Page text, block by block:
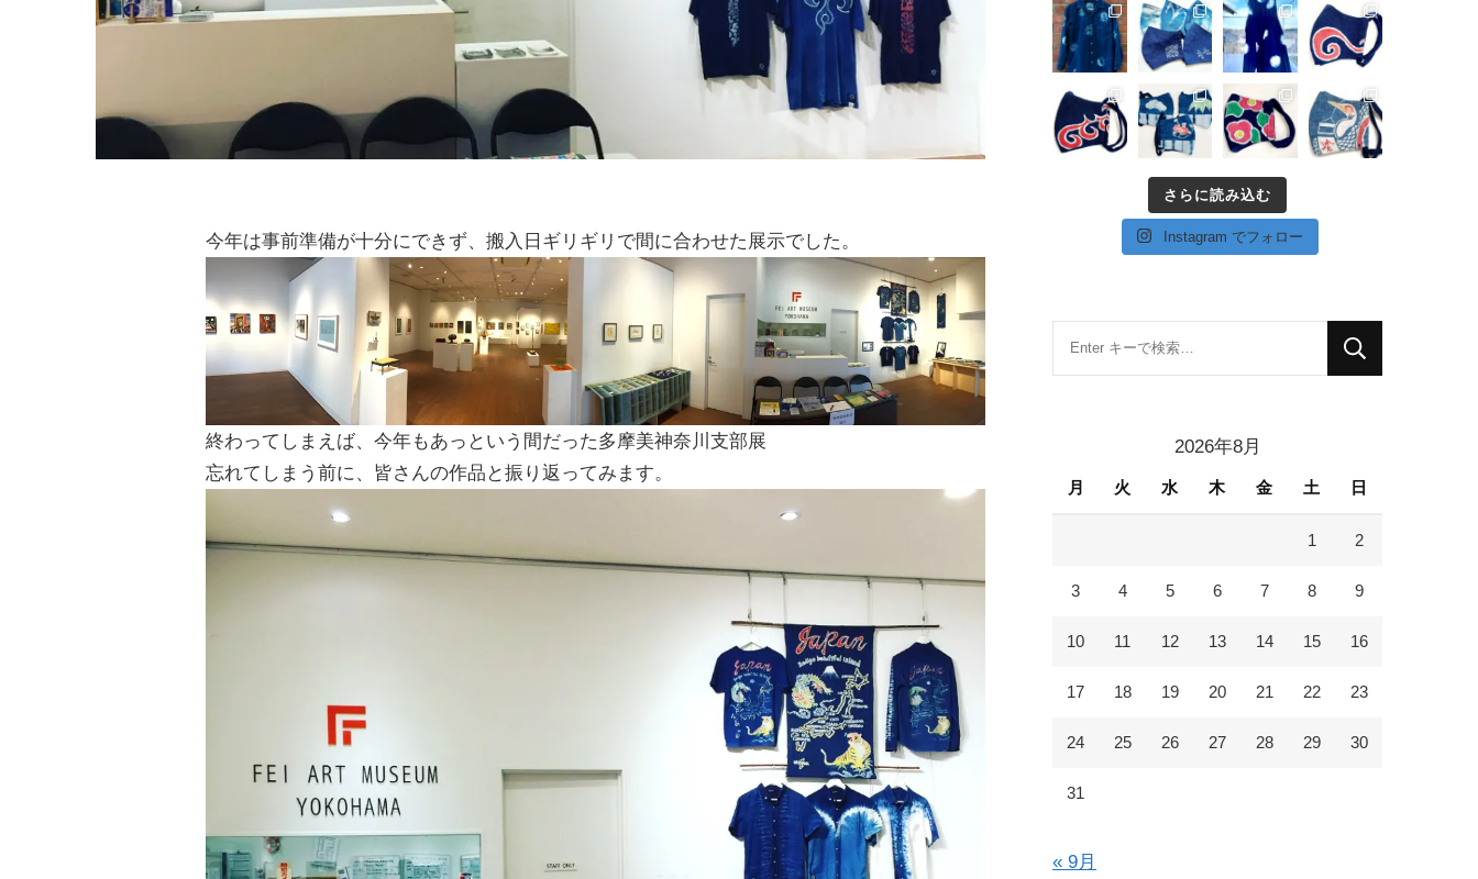
今年は事前準備が十分にできず、搬入日ギリギリで間に合わせた展示でした。
終わってしまえば、今年もあっという間だった多摩美神奈川支部展
忘れてしまう前に、皆さんの作品と振り返ってみます。
さらに読み込む
Instagram でフォロー
し
2026年8月
月 火 水 木 金 土 日
1 2
3 4 5 6 7 8 9
10 11 12 13 14 15 16
17 18 19 20 21 22 23
24 25 26 27 28 29 30
31
« 9月